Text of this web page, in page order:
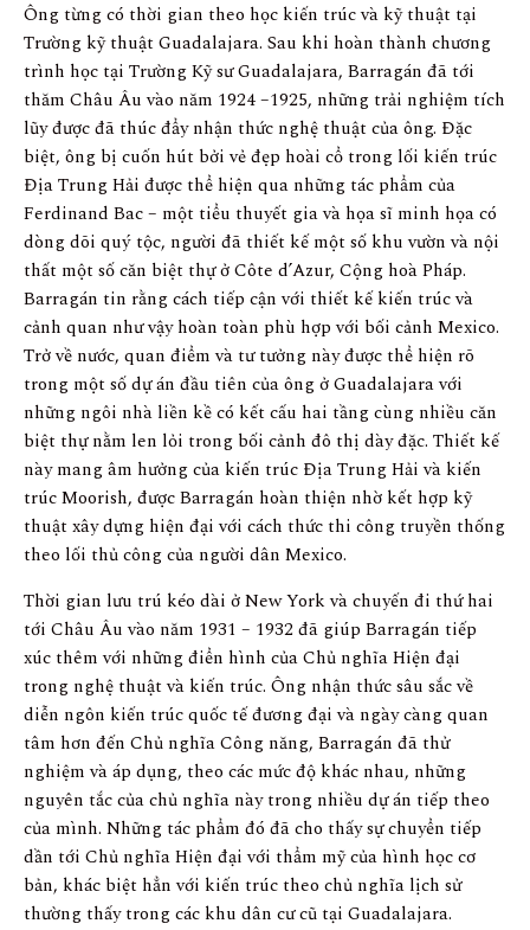
Ông từng có thời gian theo học kiến ​​trúc và kỹ thuật tại
Trường kỹ thuật Guadalajara. Sau khi hoàn thành chương
trình học tại Trường Kỹ sư Guadalajara, Barragán đã tới
thăm Châu Âu vào năm 1924 –1925, những trải nghiệm tích
lũy được đã thúc đẩy nhận thức nghệ thuật của ông. Đặc
biệt, ông bị cuốn hút bởi vẻ đẹp hoài cổ trong lối kiến trúc
Địa Trung Hải được thể hiện qua những tác phẩm của
Ferdinand Bac – một tiểu thuyết gia và họa sĩ minh họa có
dòng dõi quý tộc, người đã thiết kế một số khu vườn và nội
thất một số căn biệt thự ở Côte d’Azur, Cộng hoà Pháp.
Barragán tin rằng cách tiếp cận với thiết kế kiến ​​trúc và
cảnh quan như vậy hoàn toàn phù hợp với bối cảnh Mexico.
Trở về nước, quan điểm và tư tưởng này được thể hiện rõ
trong một số dự án đầu tiên của ông ở Guadalajara với
những ngôi nhà liền kề có kết cấu hai tầng cùng nhiều căn
biệt thự nằm len lỏi trong bối cảnh đô thị dày đặc. Thiết kế
này mang âm hưởng của kiến ​​trúc Địa Trung Hải và kiến
trúc Moorish, được Barragán hoàn thiện nhờ kết hợp kỹ
thuật xây dựng hiện đại với cách thức thi công truyền thống
theo lối thủ công của người dân Mexico.
Thời gian lưu trú kéo dài ở New York và chuyến đi thứ hai
tới Châu Âu vào năm 1931 – 1932 đã giúp Barragán tiếp
xúc thêm với những điển hình của Chủ nghĩa Hiện đại
trong nghệ thuật và kiến ​​trúc. Ông nhận thức sâu sắc về
diễn ngôn kiến ​​trúc quốc tế đương đại và ngày càng quan
tâm hơn đến Chủ nghĩa Công năng, Barragán đã thử
nghiệm và áp dụng, theo các mức độ khác nhau, những
nguyên tắc của chủ nghĩa này trong nhiều dự án tiếp theo
của mình. Những tác phẩm đó đã cho thấy sự chuyển tiếp
dần tới Chủ nghĩa Hiện đại với thẩm mỹ của hình học cơ
bản, khác biệt hẳn với kiến ​​trúc theo chủ nghĩa lịch sử
thường thấy trong các khu dân cư cũ tại Guadalajara.